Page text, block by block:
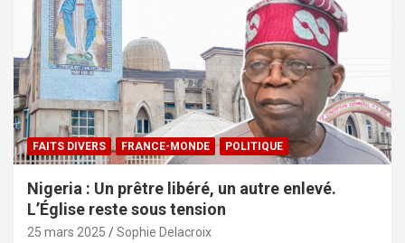
FAITS DIVERS FRANCE-MONDE POLITIQUE
Nigeria : Un prêtre libéré, un autre enlevé.
L’Église reste sous tension
25 mars 2025 Sophie Delacroix